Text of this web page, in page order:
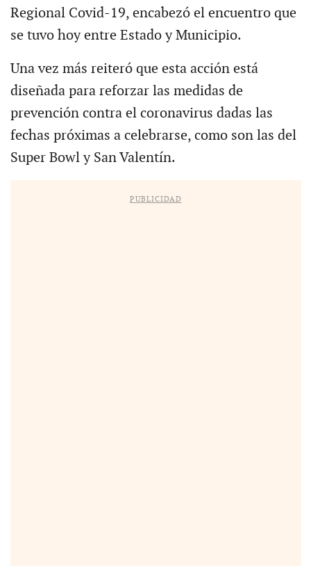
Regional Covid-19, encabezó el encuentro que
se tuvo hoy entre Estado y Municipio.
Una vez más reiteró que esta acción está
diseñada para reforzar las medidas de
prevención contra el coronavirus dadas las
fechas próximas a celebrarse, como son las del
Super Bowl y San Valentín.
PUBLICIDAD